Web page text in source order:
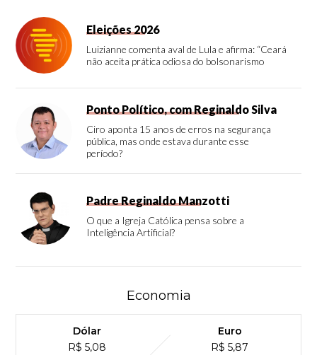
Eleições 2026
Luizianne comenta aval de Lula e afirma: “Ceará
não aceita prática odiosa do bolsonarismo
Ponto Político, com Reginaldo Silva
Ciro aponta 15 anos de erros na segurança
pública, mas onde estava durante esse
período?
Padre Reginaldo Manzotti
O que a Igreja Católica pensa sobre a
Inteligência Artificial?
Economia
Dólar
R$ 5,08
Euro
R$ 5,87